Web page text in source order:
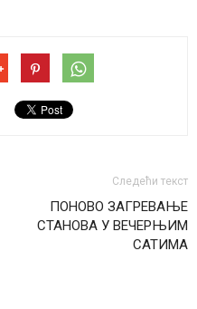
Следећи текст
ПОНОВО ЗАГРЕВАЊЕ
СТАНОВА У ВЕЧЕРЊИМ
САТИМА